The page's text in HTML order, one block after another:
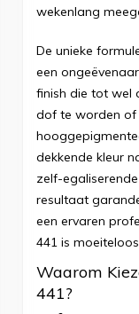
wekenlang
De unieke
een
finish die tot wel
dof te worden of
dekkende kleur
zelf-
resultaat
een ervaren
441 is
Waarom
441?